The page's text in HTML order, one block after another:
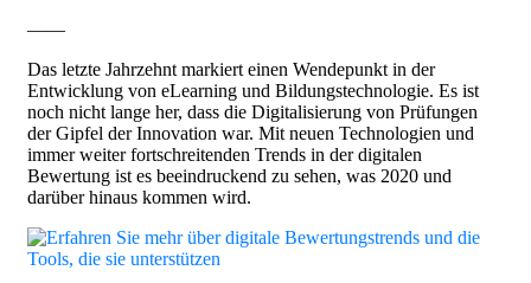
——
Das letzte Jahrzehnt markiert einen Wendepunkt in der
Entwicklung von eLearning und Bildungstechnologie. Es ist
noch nicht lange her, dass die Digitalisierung von Prüfungen
der Gipfel der Innovation war. Mit neuen Technologien und
immer weiter fortschreitenden Trends in der digitalen
Bewertung ist es beeindruckend zu sehen, was 2020 und
darüber hinaus kommen wird.